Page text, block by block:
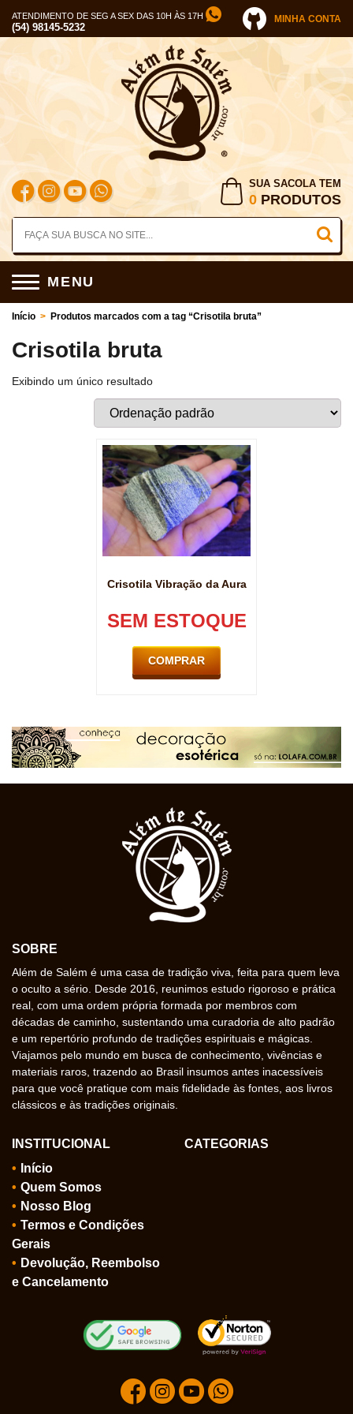
ATENDIMENTO DE SEG A SEX DAS 10H ÀS 17H
(54) 98145-5232
MINHA CONTA
SUA SACOLA TEM
0 PRODUTOS
MENU
Início > Produtos marcados com a tag “Crisotila bruta”
Crisotila bruta
Exibindo um único resultado
Crisotila Vibração da Aura
SEM ESTOQUE
COMPRAR
SOBRE
Além de Salém é uma casa de tradição viva, feita para quem leva
o oculto a sério. Desde 2016, reunimos estudo rigoroso e prática
real, com uma ordem própria formada por membros com
décadas de caminho, sustentando uma curadoria de alto padrão
e um repertório profundo de tradições espirituais e mágicas.
Viajamos pelo mundo em busca de conhecimento, vivências e
materiais raros, trazendo ao Brasil insumos antes inacessíveis
para que você pratique com mais fidelidade às fontes, aos livros
clássicos e às tradições originais.
INSTITUCIONAL
Início
Quem Somos
Nosso Blog
Termos e Condições
Gerais
Devolução, Reembolso
e Cancelamento
CATEGORIAS